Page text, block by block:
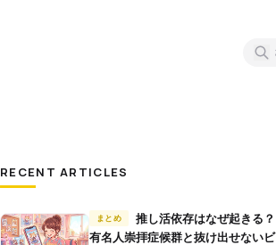
RECENT ARTICLES
まとめ
推し活依存はなぜ起きる？
有名人崇拝症候群と抜け出せないビ